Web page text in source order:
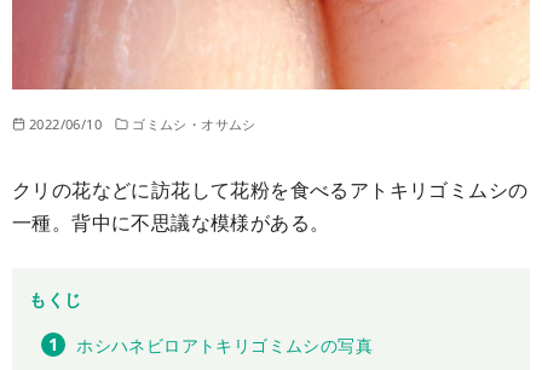
2022/06/10 ゴミムシ・オサムシ
クリの花などに訪花して花粉を食べるアトキリゴミムシの
一種。背中に不思議な模様がある。
もくじ
ホシハネビロアトキリゴミムシの写真